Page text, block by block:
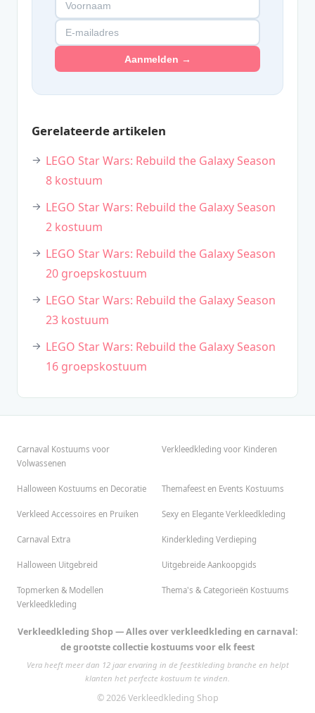
Aanmelden →
Gerelateerde artikelen
LEGO Star Wars: Rebuild the Galaxy Season
8 kostuum
LEGO Star Wars: Rebuild the Galaxy Season
2 kostuum
LEGO Star Wars: Rebuild the Galaxy Season
20 groepskostuum
LEGO Star Wars: Rebuild the Galaxy Season
23 kostuum
LEGO Star Wars: Rebuild the Galaxy Season
16 groepskostuum
Carnaval Kostuums voor
Volwassenen
Verkleedkleding voor Kinderen
Halloween Kostuums en Decoratie Themafeest en Events Kostuums
Verkleed Accessoires en Pruiken Sexy en Elegante Verkleedkleding
Carnaval Extra Kinderkleding Verdieping
Halloween Uitgebreid Uitgebreide Aankoopgids
Topmerken & Modellen
Verkleedkleding
Thema's & Categorieën Kostuums
Verkleedkleding Shop — Alles over verkleedkleding en carnaval:
de grootste collectie kostuums voor elk feest
Vera heeft meer dan 12 jaar ervaring in de feestkleding branche en helpt
klanten het perfecte kostuum te vinden.
© 2026 Verkleedkleding Shop